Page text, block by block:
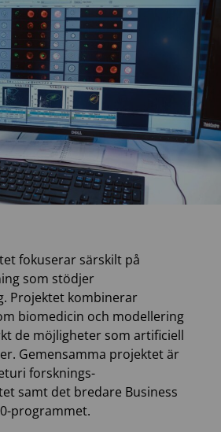
fokuserar särskilt på
som stödjer
Projektet kombinerar
biomedicin och modellering
de möjligheter som artificiell
Gemensamma projektet är
forsknings-
samt det bredare Business
programmet.